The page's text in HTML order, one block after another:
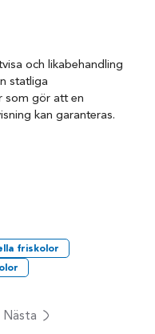
och likabehandling
statliga
som gör att en
kan garanteras.
friskolor
Nästa